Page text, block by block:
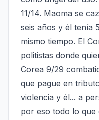
11/14. Maoma se
seis años y él tenía
mismo tiempo. El
politistas donde
Corea 9/29
que pague en
violencia y él... a
por eso todo lo que